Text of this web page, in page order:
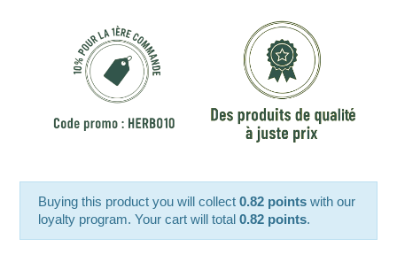
Buying this product you will collect0.82 points with our
loyalty program. Your cart will total0.82 points.